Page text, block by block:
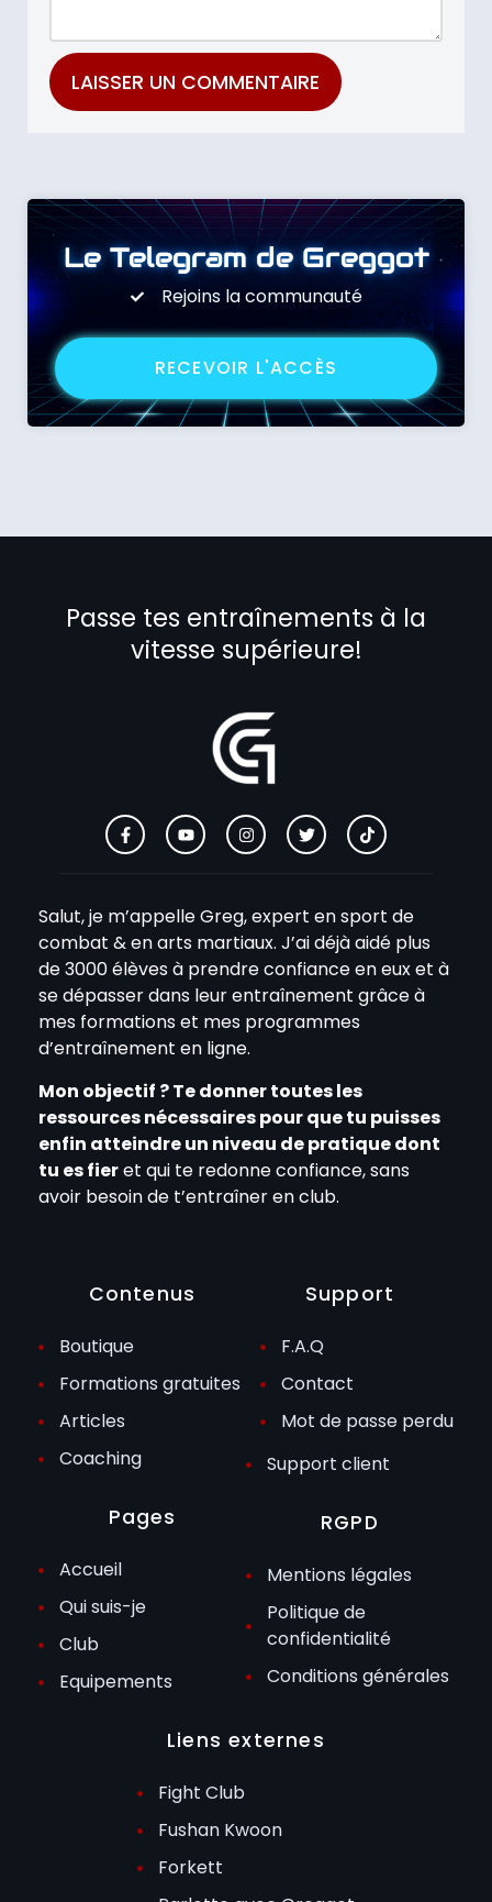
Le Telegram de Greggot
Rejoins la communauté
RECEVOIR L'ACCÈS
Passe tes entraînements à la
vitesse supérieure!
Salut, je m’appelle Greg, expert en sport de
combat & en arts martiaux. J’ai déjà aidé plus
de 3000 élèves à prendre confiance en eux et à
se dépasser dans leur entraînement grâce à
mes formations et mes programmes
d’entraînement en ligne.
Mon objectif ? Te donner toutes les
ressources nécessaires pour que tu puisses
enfin atteindre un niveau de pratique dont
tu es fieret qui te redonne confiance, sans
avoir besoin de t’entraîner en club.
Contenus
Boutique
Formations gratuites
Articles
Coaching
Pages
Accueil
Qui suis-je
Club
Equipements
Support
F.A.Q
Contact
Mot de passe perdu
Support client
RGPD
Mentions légales
Politique de
confidentialité
Conditions générales
Liens externes
Fight Club
Fushan Kwoon
Forkett